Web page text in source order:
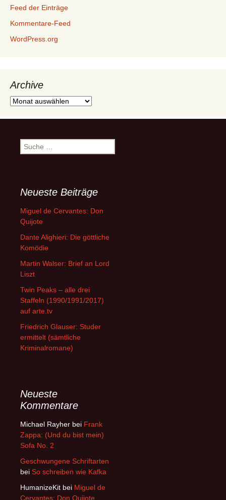
Feed der Einträge
Kommentare-Feed
WordPress.org
Archive
Archive
Suche
nach:
Neueste Beiträge
Miguel de Cervantes: Don
Quijote
Dante Alighieri: Die göttliche
Komödie
Martin Walser: Brief an Lord
Liszt
Twin Peaks – alle drei
Staffeln (1990/1991/2017)
auf arte.tv
Friedrich Glauser: Studer
ermittelt (sämtliche
Kriminalromane)
Neueste
Kommentare
Michael Rayher bei Frank
Zappa: (Und du bist mein)
Sofa No. 2
Geschwungene Schriftarten
bei So schreiben wie Kafka
HumanizeKit bei Miguel de
Cervantes: Don Quijote